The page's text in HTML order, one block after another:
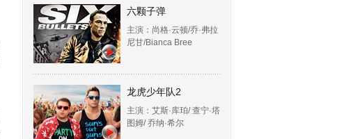
六颗子弹
主演：尚格·云顿/乔·弗拉
尼甘/Bianca Bree
龙虎少年队2
主演：艾斯·库珀/ 查宁·塔
图姆/ 乔纳·希尔